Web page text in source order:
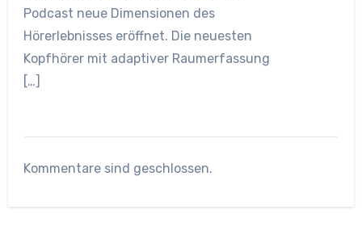
Podcast neue Dimensionen des
Hörerlebnisses eröffnet. Die neuesten
Kopfhörer mit adaptiver Raumerfassung
[…]
Kommentare sind geschlossen.